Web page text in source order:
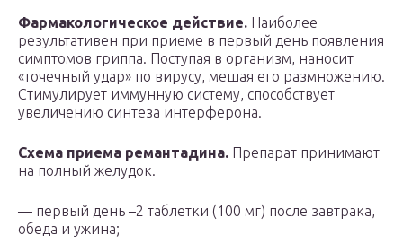
Фармакологическое действие. Наиболее
результативен при приеме в первый день появления
симптомов гриппа. Поступая в организм, наносит
«точечный удар» по вирусу, мешая его размножению.
Стимулирует иммунную систему, способствует
увеличению синтеза интерферона.
Схема приема ремантадина. Препарат принимают
на полный желудок.
— первый день –2 таблетки (100 мг) после завтрака,
обеда и ужина;